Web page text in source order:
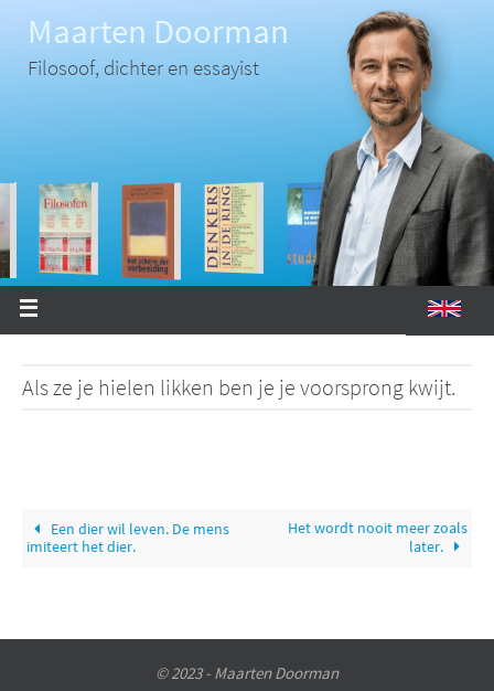
inhoud
Maarten Doorman
Filosoof, dichter en essayist
Als ze je hielen likken ben je je voorsprong kwijt.
Een dier wil leven. De mens
imiteert het dier.
Het wordt nooit meer zoals
later.
© 2023 - Maarten Doorman